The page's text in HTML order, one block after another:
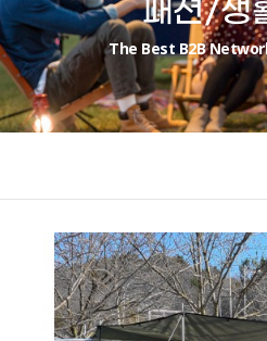
패션/생
The Best B2B